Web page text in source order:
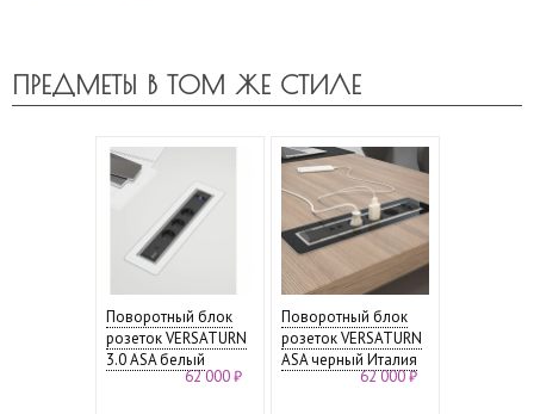
ПРЕДМЕТЫ В ТОМ ЖЕ СТИЛЕ
Поворотный блок
розеток VERSATURN
3.0 ASA белый
62 000 ₽
Поворотный блок
розеток VERSATURN
ASA черный Италия
62 000 ₽